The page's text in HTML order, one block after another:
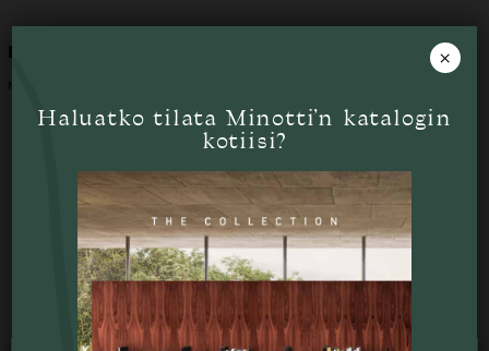
Lido sohvapöytä
MINOTTI
Tutustu myös
Haluatko tilata Minotti’n katalogin
kotiisi?
×